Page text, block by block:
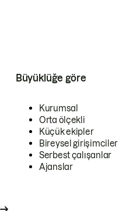
Büyüklüğe göre
Kurumsal
Orta ölçekli
Küçük ekipler
Bireysel girişimciler
Serbest çalışanlar
Ajanslar